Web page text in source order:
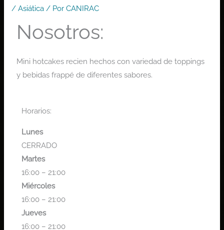
/Asiática / PorCANIRAC
Nosotros:
Mini hotcakes recien hechos con variedad de toppings
y bebidas frappé de diferentes sabores.
Horarios:
Lunes
CERRADO
Martes
16:00 – 21:00
Miércoles
16:00 – 21:00
Jueves
16:00 – 21:00